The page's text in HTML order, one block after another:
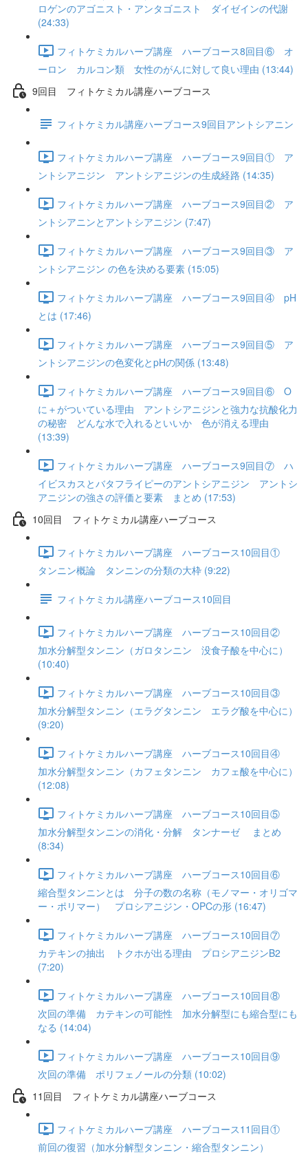
ロゲンのアゴニスト・アンタゴニスト ダイゼインの代謝
(24:33)
フィトケミカルハーブ講座 ハーブコース8回目⑥ オ
ーロン カルコン類 女性のがんに対して良い理由 (13:44)
9回目 フィトケミカル講座ハーブコース
フィトケミカル講座ハーブコース9回目アントシアニン
フィトケミカルハーブ講座 ハーブコース9回目① ア
ントシアニジン アントシアニジンの生成経路 (14:35)
フィトケミカルハーブ講座 ハーブコース9回目② ア
ントシアニンとアントシアニジン (7:47)
フィトケミカルハーブ講座 ハーブコース9回目③ ア
ントシアニジン の色を決める要素 (15:05)
フィトケミカルハーブ講座 ハーブコース9回目④ pH
とは (17:46)
フィトケミカルハーブ講座 ハーブコース9回目⑤ ア
ントシアニジンの色変化とpHの関係 (13:48)
フィトケミカルハーブ講座 ハーブコース9回目⑥ O
に＋がついている理由 アントシアニジンと強力な抗酸化力
の秘密 どんな水で入れるといいか 色が消える理由
(13:39)
フィトケミカルハーブ講座 ハーブコース9回目⑦ ハ
イビスカスとバタフライピーのアントシアニジン アントシ
アニジンの強さの評価と要素 まとめ (17:53)
10回目 フィトケミカル講座ハーブコース
フィトケミカルハーブ講座 ハーブコース10回目①
タンニン概論 タンニンの分類の大枠 (9:22)
フィトケミカル講座ハーブコース10回目
フィトケミカルハーブ講座 ハーブコース10回目②
加水分解型タンニン（ガロタンニン 没食子酸を中心に）
(10:40)
フィトケミカルハーブ講座 ハーブコース10回目③
加水分解型タンニン（エラグタンニン エラグ酸を中心に）
(9:20)
フィトケミカルハーブ講座 ハーブコース10回目④
加水分解型タンニン（カフェタンニン カフェ酸を中心に）
(12:08)
フィトケミカルハーブ講座 ハーブコース10回目⑤
加水分解型タンニンの消化・分解 タンナーゼ まとめ
(8:34)
フィトケミカルハーブ講座 ハーブコース10回目⑥
縮合型タンニンとは 分子の数の名称（モノマー・オリゴマ
ー・ポリマー） プロシアニジン・OPCの形 (16:47)
フィトケミカルハーブ講座 ハーブコース10回目⑦
カテキンの抽出 トクホが出る理由 プロシアニジンB2
(7:20)
フィトケミカルハーブ講座 ハーブコース10回目⑧
次回の準備 カテキンの可能性 加水分解型にも縮合型にも
なる (14:04)
フィトケミカルハーブ講座 ハーブコース10回目⑨
次回の準備 ポリフェノールの分類 (10:02)
11回目 フィトケミカル講座ハーブコース
フィトケミカルハーブ講座 ハーブコース11回目①
前回の復習（加水分解型タンニン・縮合型タンニン）